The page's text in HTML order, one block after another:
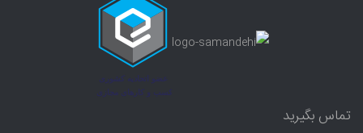
تماس بگیرید